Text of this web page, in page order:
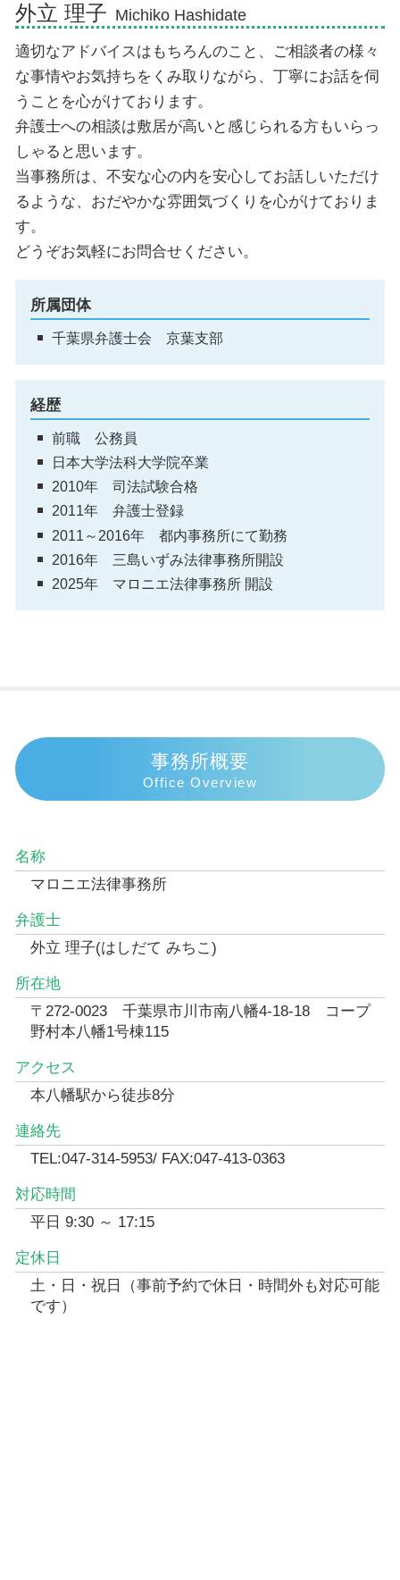
外立 理子 Michiko Hashidate
適切なアドバイスはもちろんのこと、ご相談者の様々
な事情やお気持ちをくみ取りながら、丁寧にお話を伺
うことを心がけております。
弁護士への相談は敷居が高いと感じられる方もいらっ
しゃると思います。
当事務所は、不安な心の内を安心してお話しいただけ
るような、おだやかな雰囲気づくりを心がけておりま
す。
どうぞお気軽にお問合せください。
所属団体
千葉県弁護士会 京葉支部
経歴
前職 公務員
日本大学法科大学院卒業
2010年 司法試験合格
2011年 弁護士登録
2011～2016年 都内事務所にて勤務
2016年 三島いずみ法律事務所開設
2025年 マロニエ法律事務所 開設
事務所概要
Office Overview
名称
マロニエ法律事務所
弁護士
外立 理子(はしだて みちこ)
所在地
〒272-0023 千葉県市川市南八幡4-18-18 コープ
野村本八幡1号棟115
アクセス
本八幡駅から徒歩8分
連絡先
TEL:047-314-5953/ FAX:047-413-0363
対応時間
平日 9:30 ～ 17:15
定休日
土・日・祝日（事前予約で休日・時間外も対応可能
です）